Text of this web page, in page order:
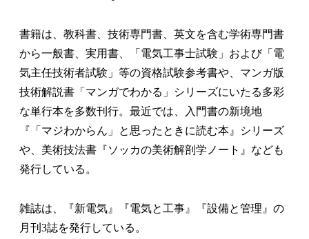
書籍は、教科書、技術専門書、英文を含む学術専門書
から一般書、実用書、「電気工事士試験」および「電
気主任技術者試験」等の資格試験参考書や、マンガ版
技術解説書「マンガでわかる」シリーズにいたる多彩
な単行本を多数刊行。最近では、入門書の新境地
『「マジわからん」と思ったときに読む本』シリーズ
や、美術技法書『ソッカの美術解剖学ノート』なども
発行している。
雑誌は、『新電気』『電気と工事』『設備と管理』の
月刊3誌を発行している。